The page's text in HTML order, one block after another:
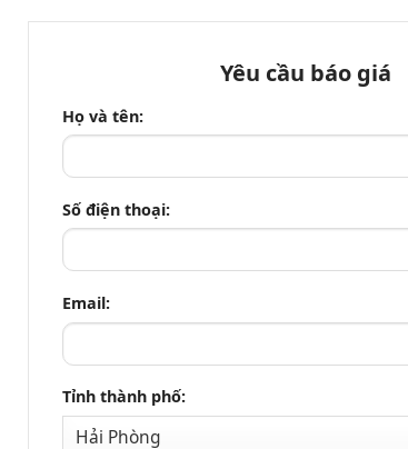
Yêu cầu báo giá
Họ và tên:
Số điện thoại:
Email:
Tỉnh thành phố: